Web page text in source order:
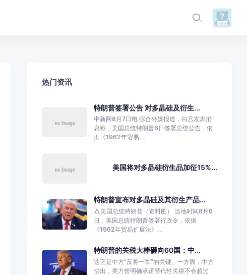
热门资讯
特朗普签署公告 对多晶硅及衍生...
中新网8月7日电 综合外媒报道，白宫发表消
息称，美国总统特朗普6日签署总统公告，依
据《1962年贸易...
美国将对多晶硅衍生品加征15%...
特朗普宣布对多晶硅及其衍生产品...
△美国总统特朗普（资料图） 当地时间8月6
日，美国总统特朗普签署行政令，依据
《1962年贸易扩展法》...
特朗普的关税大棒砸向60国：中...
这正是中方“反将一军”的关键。一方面，中方
指出，美方曾明确承诺替代性关税不会超过